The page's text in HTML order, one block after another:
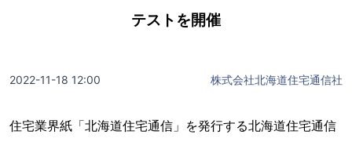
テストを開催
2022-11-18 12:00 株式会社北海道住宅通信社
住宅業界紙「北海道住宅通信」を発行する北海道住宅通信